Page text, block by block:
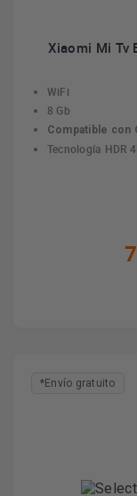
Xiaomi Mi Tv
WiFi
8 Gb
Compatible con
Tecnología HDR
*Envío gratuito